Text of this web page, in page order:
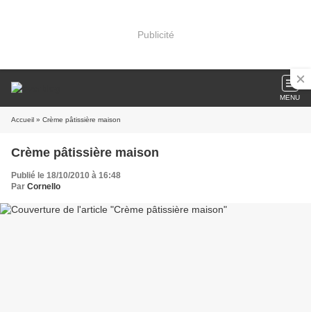
Publicité
MENU
Accueil » Crème pâtissière maison
Crème pâtissière maison
Publié le 18/10/2010 à 16:48
Par Cornello